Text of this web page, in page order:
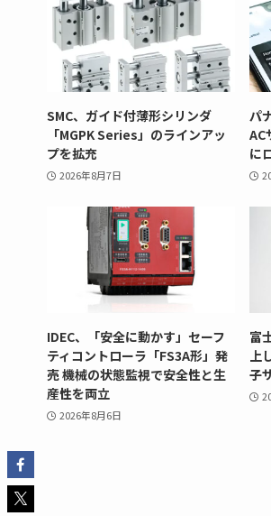
SMC、ガイド付薄形シリンダ
「MGPK Series」のラインアッ
プを拡充
2026年8月7日
パ
AC
に
IDEC、「安全に動かす」セーフ
ティコントローラ「FS3A形」発
売 機械の状態監視で安全性と生
産性を両立
2026年8月6日
富
上
子